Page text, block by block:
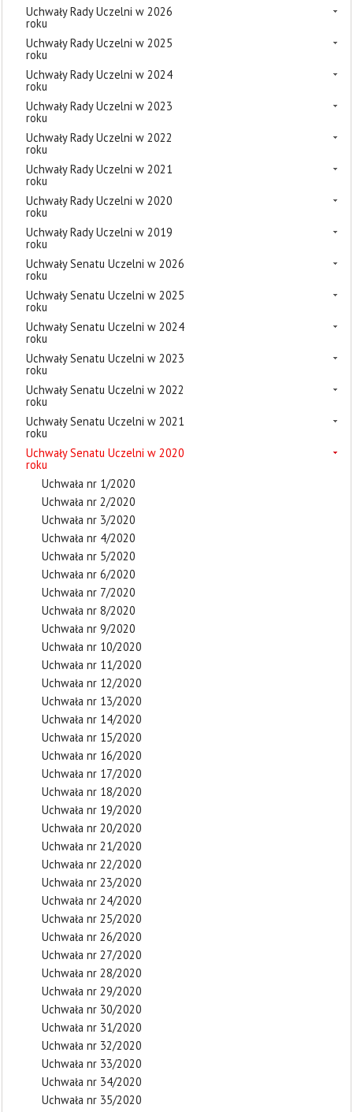
Uchwały Rady Uczelni w 2026
roku
Uchwały Rady Uczelni w 2025
roku
Uchwały Rady Uczelni w 2024
roku
Uchwały Rady Uczelni w 2023
roku
Uchwały Rady Uczelni w 2022
roku
Uchwały Rady Uczelni w 2021
roku
Uchwały Rady Uczelni w 2020
roku
Uchwały Rady Uczelni w 2019
roku
Uchwały Senatu Uczelni w 2026
roku
Uchwały Senatu Uczelni w 2025
roku
Uchwały Senatu Uczelni w 2024
roku
Uchwały Senatu Uczelni w 2023
roku
Uchwały Senatu Uczelni w 2022
roku
Uchwały Senatu Uczelni w 2021
roku
Uchwały Senatu Uczelni w 2020
roku
Uchwała nr 1/2020
Uchwała nr 2/2020
Uchwała nr 3/2020
Uchwała nr 4/2020
Uchwała nr 5/2020
Uchwała nr 6/2020
Uchwała nr 7/2020
Uchwała nr 8/2020
Uchwała nr 9/2020
Uchwała nr 10/2020
Uchwała nr 11/2020
Uchwała nr 12/2020
Uchwała nr 13/2020
Uchwała nr 14/2020
Uchwała nr 15/2020
Uchwała nr 16/2020
Uchwała nr 17/2020
Uchwała nr 18/2020
Uchwała nr 19/2020
Uchwała nr 20/2020
Uchwała nr 21/2020
Uchwała nr 22/2020
Uchwała nr 23/2020
Uchwała nr 24/2020
Uchwała nr 25/2020
Uchwała nr 26/2020
Uchwała nr 27/2020
Uchwała nr 28/2020
Uchwała nr 29/2020
Uchwała nr 30/2020
Uchwała nr 31/2020
Uchwała nr 32/2020
Uchwała nr 33/2020
Uchwała nr 34/2020
Uchwała nr 35/2020